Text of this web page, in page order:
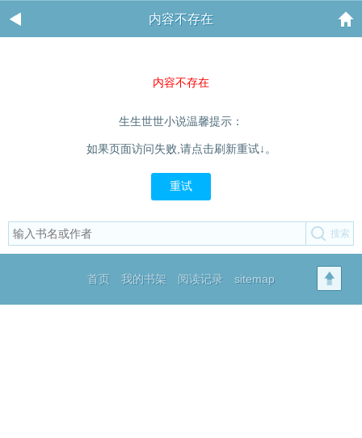
内容不存在
内容不存在
生生世世小说温馨提示：
如果页面访问失败,请点击刷新重试↓。
重试
首页 我的书架 阅读记录 sitemap